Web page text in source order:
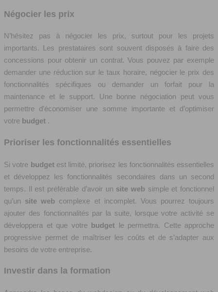
Négocier les prix
N’hésitez pas à négocier les prix, surtout pour les projets
importants. Les prestataires sont souvent disposés à faire des
concessions pour obtenir un contrat. Vous pouvez par exemple
demander une réduction sur le taux horaire, négocier le prix des
fonctionnalités spécifiques ou demander un forfait pour la
maintenance et le support. Une bonne négociation peut vous
permettre d’économiser une somme importante et d’optimiser
votre budget .
Prioriser les fonctionnalités essentielles
Si votre budget est limité, priorisez les fonctionnalités essentielles
et développez les fonctionnalités secondaires dans un second
temps. Il est préférable d’avoir un site web simple et fonctionnel
qu’un site web complexe et incomplet. Vous pourrez toujours
ajouter des fonctionnalités par la suite, lorsque votre activité se
développera et que votre budget le permettra. Cette approche
progressive permet de maîtriser les coûts et de s’adapter aux
besoins de votre entreprise.
Investir dans la formation